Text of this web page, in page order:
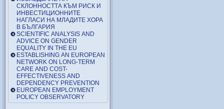
СКЛОННОСТТА КЪМ РИСК И
ИНВЕСТИЦИОННИТЕ
НАГЛАСИ НА МЛАДИТЕ ХОРА
В БЪЛГАРИЯ
SCIENTIFIC ANALYSIS AND
ADVICE ON GENDER
EQUALITY IN THE EU
ESTABLISHING AN EUROPEAN
NETWORK ON LONG-TERM
CARE AND COST-
EFFECTIVENESS AND
DEPENDENCY PREVENTION
EUROPEAN EMPLOYMENT
POLICY OBSERVATORY